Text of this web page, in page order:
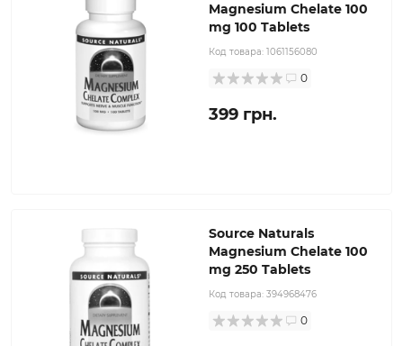
Magnesium Chelate 100
mg 100 Tablets
Код товара: 1061156080
0
399 грн.
Source Naturals
Magnesium Chelate 100
mg 250 Tablets
Код товара: 394968476
0